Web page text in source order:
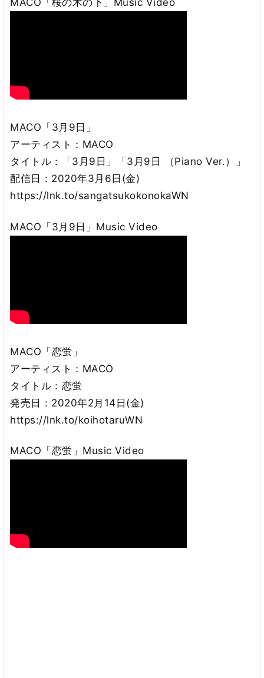
MACO「桜の木の下」Music Video
MACO「3月9日」
アーティスト：MACO
タイトル：「3月9日」「3月9日 （Piano Ver.）」
配信日：2020年3月6日(金)
https://lnk.to/sangatsukokonokaWN
MACO「3月9日」Music Video
MACO「恋蛍」
アーティスト：MACO
タイトル：恋蛍
発売日：2020年2月14日(金)
https://lnk.to/koihotaruWN
MACO「恋蛍」Music Video